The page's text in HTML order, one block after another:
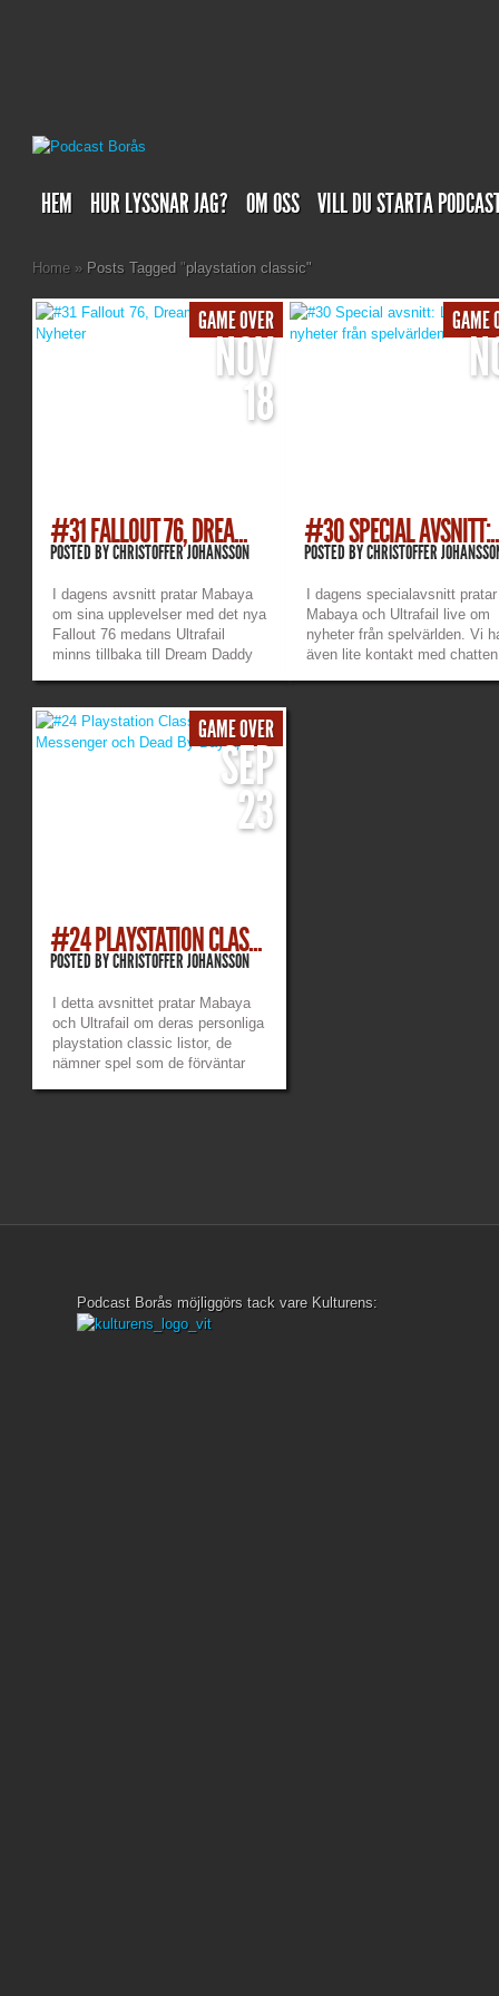
HEM HUR LYSSNAR JAG? OM OSS VILL DU STARTA
Home » Posts Tagged "playstation classic"
GAME OVER
NOV
18
#31 FALLOUT 76, DREA...
POSTED BYCHRISTOFFER JOHANSSON
I dagens avsnitt pratar Mabaya
om sina upplevelser med det nya
Fallout 76 medans Ultrafail
minns tillbaka till Dream Daddy
lite nyheter från spelvärlden.
Länkar: Mabayas twitch –
https://www.twitch.tv/mabayamaana...
»»
GAME
#30 SPECIAL
POSTED BYCHRISTOFFER
I dagens specialavsnitt pratar
Mabaya och Ultrafail live om
nyheter från spelvärlden. Vi
även lite kontakt med chatten
GAME OVER
SEP
23
#24 PLAYSTATION CLAS...
POSTED BYCHRISTOFFER JOHANSSON
I detta avsnittet pratar Mabaya
och Ultrafail om deras personliga
playstation classic listor, de
nämner spel som de förväntar
Podcast Borås möjliggörs tack vare Kulturens: